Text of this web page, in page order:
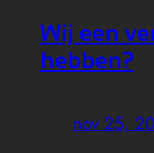
Wij een
hebben?
nov 25,